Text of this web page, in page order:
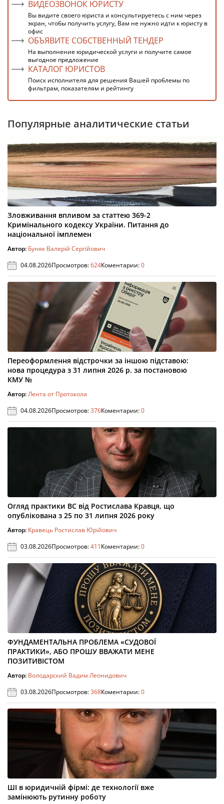
ВИДЕОЗВОНОК ЮРИСТУ
Вы видите своего юриста и консультируетесь с ним через
экран, чтобы получить услугу, Вам не нужно идти к юристу в
офис
ОБЪЯВИТЕ СОБСТВЕННЫЙ ТЕНДЕР
На выполнение юридической услуги и получите самое
выгодное предложение
КАТАЛОГ ЮРИСТОВ
Поиск исполнителя для решения Вашей проблемы по
фильтрам, показателям и рейтингу
Популярные аналитические статьи
Зловживання впливом за статтею 369-2
Кримінального кодексу України. Питання до
національної імплемен
Автор: Буняк Валерій Сергійович
04.08.2026Просмотров:624Коментарии:0
Переоформлення відстрочки за іншою підставою:
нова процедура з 31 липня 2026 р. за постановою
КМУ №
Автор:Лента от Протокола
04.08.2026Просмотров:376Коментарии:0
Огляд практики ВС від Ростислава Кравця, що
опублікована з 25 по 31 липня 2026 року
Автор: Кравець Ростислав Юрійович
03.08.2026Просмотров:411Коментарии:0
ФУНДАМЕНТАЛЬНА ПРОБЛЕМА «СУДОВОЇ
ПРАКТИКИ», АБО ПРОШУ ВВАЖАТИ МЕНЕ
ПОЗИТИВІСТОМ
Автор: Володарский Вадим Леонидович
03.08.2026Просмотров:368Коментарии:0
ШІ в юридичній фірмі: де технології вже
замінюють рутинну роботу